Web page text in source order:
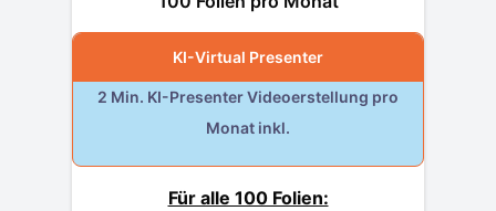
KI-Virtual Presenter
2 Min. KI-Presenter Videoerstellung pro
Monat inkl.
Für alle 100 Folien: